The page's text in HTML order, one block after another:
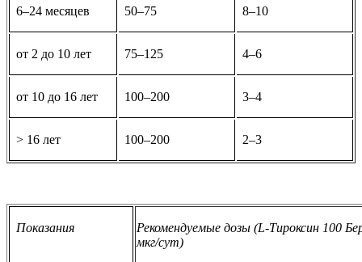
6–24 месяцев 50–75 8–10
от 2 до 10 лет 75–125 4–6
от 10 до 16 лет 100–200 3–4
> 16 лет 100–200 2–3
Показания
Рекомендуемые дозы (L-Тироксин 100
мкг/сут)